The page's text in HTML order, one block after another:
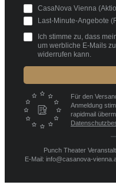
CasaNova Vienna
Last-Minute-Angebote
Ich stimme zu, dass
um werbliche E-Mails
widerrufen kann.
Für den
Anmeldung
rapidmail
Punch Theater
E-Mail: info@casanova-